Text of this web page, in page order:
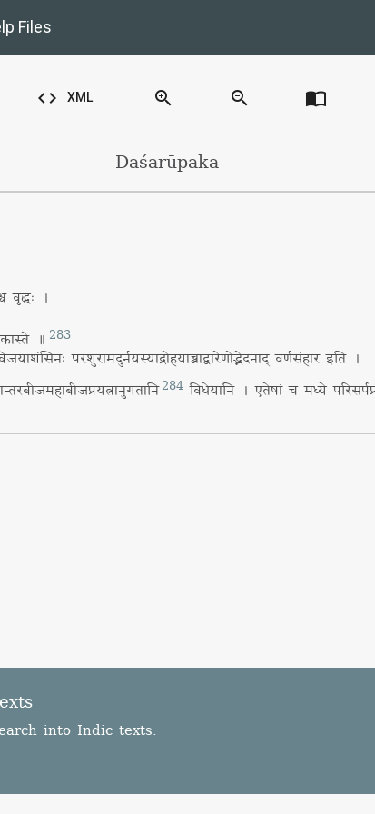
Files
code XML zoom_in zoom_out import_contacts
Daśarūpaka
वृद्धः ।
॥ 283
परशुरामदुर्नयस्याद्रोहयाच्ञाद्वारेणोद्भेदनाद् वर्णसंहार इति ।
284विधेयानि । एतेषां च मध्ये
into Indic texts.